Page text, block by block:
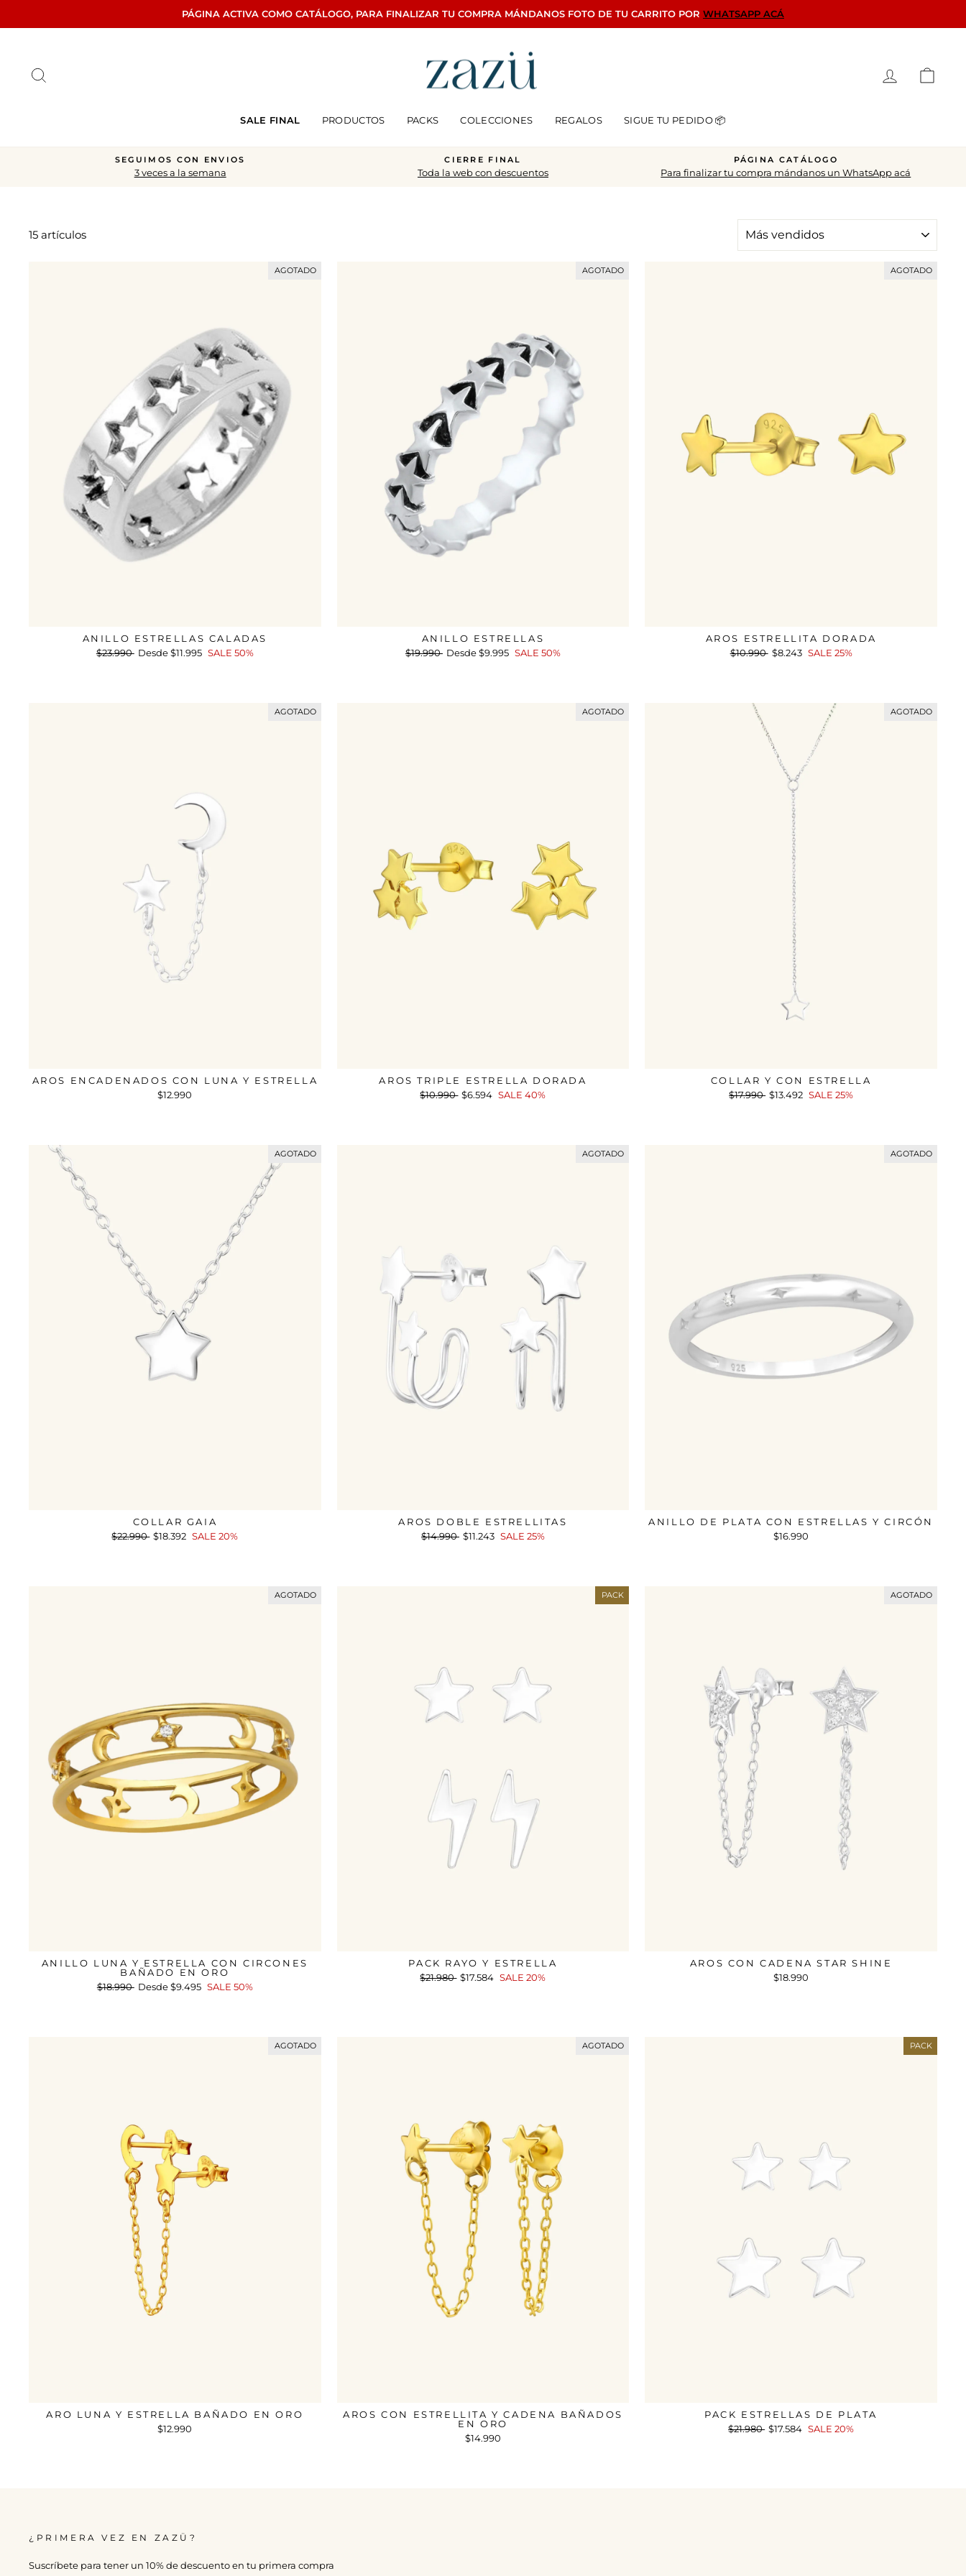
PÁGINA ACTIVA COMO CATÁLOGO, PARA FINALIZAR TU COMPRA MÁNDANOS FOTO DE TU CARRITO POR WHATSAPP ACÁ
Ingresar
SALE FINAL PRODUCTOS PACKS COLECCIONES REGALOS SIGUE TU PEDIDO 📦
diapositivas
SEGUIMOS CON ENVIOS
3 veces a la semana
CIERRE FINAL
Toda la web con descuentos
PÁGINA CATÁLOGO
Para finalizar tu compra mándanos un WhatsApp acá
15 artículos
AGOTADO
ANILLO ESTRELLAS CALADAS
Precio
$23.990 Precio
Desde $11.995 SALE 50%
AGOTADO
ANILLO ESTRELLAS
Precio
$19.990 Precio
Desde $9.995 SALE 50%
AGOTADO
AROS ESTRELLITA DORADA
Precio
$10.990 Precio
$8.243 SALE 25%
AGOTADO
AROS ENCADENADOS CON LUNA Y ESTRELLA
$12.990
AGOTADO
AROS TRIPLE ESTRELLA DORADA
Precio
$10.990 Precio
$6.594 SALE 40%
AGOTADO
COLLAR Y CON ESTRELLA
Precio
$17.990 Precio
$13.492 SALE 25%
AGOTADO
COLLAR GAIA
Precio
$22.990 Precio
$18.392 SALE 20%
AGOTADO
AROS DOBLE ESTRELLITAS
Precio
$14.990 Precio
$11.243 SALE 25%
AGOTADO
ANILLO DE PLATA CON ESTRELLAS Y CIRCÓN
$16.990
AGOTADO
ANILLO LUNA Y ESTRELLA CON CIRCONES
BAÑADO EN ORO
Precio
$18.990 Precio
Desde $9.495 SALE 50%
PACK
PACK RAYO Y ESTRELLA
Precio
$21.980 Precio
$17.584 SALE 20%
AGOTADO
AROS CON CADENA STAR SHINE
$18.990
AGOTADO
ARO LUNA Y ESTRELLA BAÑADO EN ORO
$12.990
AGOTADO
AROS CON ESTRELLITA Y CADENA BAÑADOS
EN ORO
$14.990
PACK
PACK ESTRELLAS DE PLATA
Precio
$21.980 Precio
$17.584 SALE 20%
¿PRIMERA VEZ EN ZAZÜ?
Suscríbete para tener un 10% de descuento en tu primera compra